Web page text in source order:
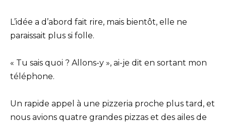
L’idée a d’abord fait rire, mais bientôt, elle ne
paraissait plus si folle.
« Tu sais quoi ? Allons-y », ai-je dit en sortant mon
téléphone.
Un rapide appel à une pizzeria proche plus tard, et
nous avions quatre grandes pizzas et des ailes de